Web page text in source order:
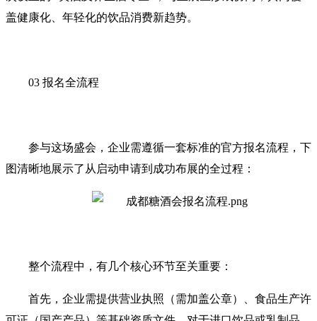
盖健康化、年轻化的饮品消费新趋势。
03 报名全流程
参与这场盛会，企业需遵循一套标准的官方报名流程，下
图清晰地展示了从启动申请到成功布展的全过程：
整个流程中，有几个核心环节至关重要：
首先，企业需提供营业执照（需加盖公章）、食品生产许